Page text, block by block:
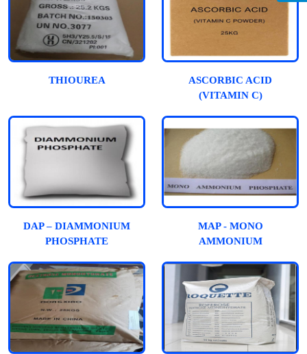
THIOUREA
ASCORBIC ACID
(VITAMIN C)
DAP – DIAMMONIUM
PHOSPHATE
MAP - MONO
AMMONIUM